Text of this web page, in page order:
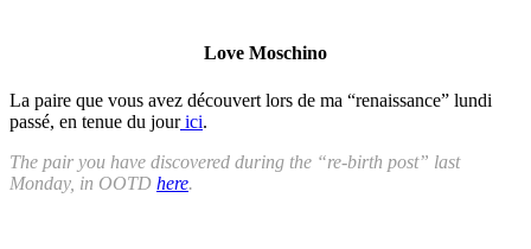
Love Moschino
La paire que vous avez découvert lors de ma “renaissance” lundi
passé, en tenue du jourici.
The pair you have discovered during the “re-birth post” last
Monday, in OOTD here.